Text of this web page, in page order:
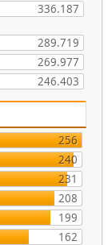
336.187
289.719
269.977
246.403
256
240
231
208
199
162